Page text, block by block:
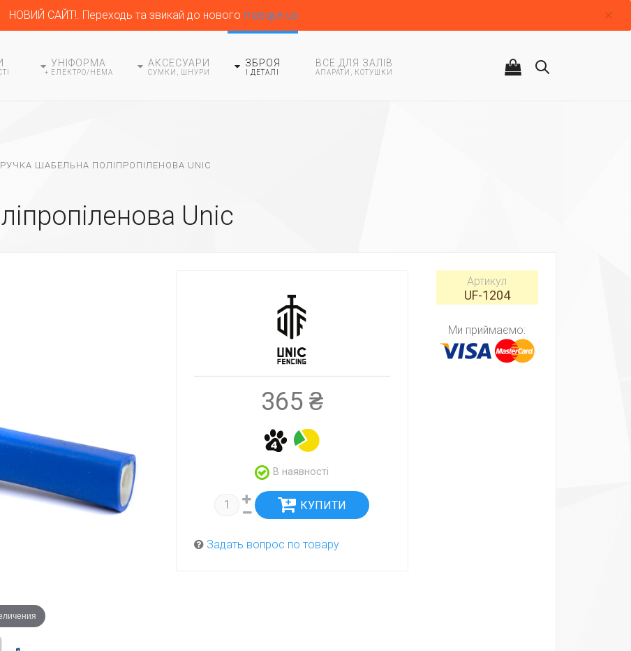
НОВИЙ САЙТ!. Переходь та звикай до нового masque.ua
УНІФОРМА
+ ЕЛЕКТРО/HEMA
АКСЕСУАРИ
СУМКИ, ШНУРИ
ЗБРОЯ
І ДЕТАЛІ
ВСЕ ДЛЯ ЗАЛІВ
АПАРАТИ, КОТУШКИ
РУЧКА ШАБЕЛЬНА ПОЛІПРОПІЛЕНОВА UNIC
Unic
365 ₴
В наявності
Задать вопрос по товару
Артикул
UF-1204
Ми приймаємо: